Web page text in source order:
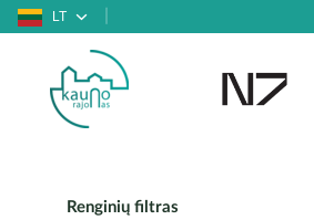
LT
Renginių filtras